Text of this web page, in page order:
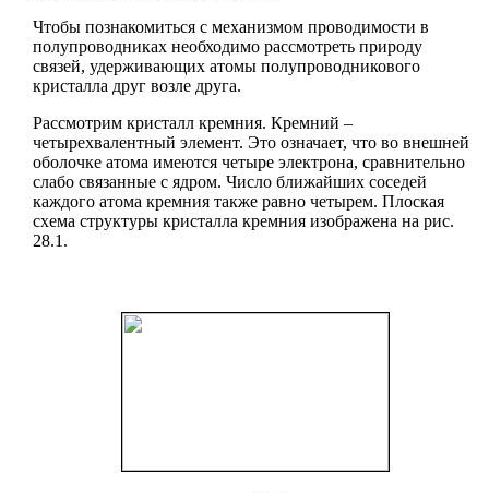
Чтобы познакомиться с механизмом проводимости в
полупроводниках необходимо рассмотреть природу
связей, удерживающих атомы полупроводникового
кристалла друг возле друга.
Рассмотрим кристалл кремния. Кремний –
четырехвалентный элемент. Это означает, что во внешней
оболочке атома имеются четыре электрона, сравнительно
слабо связанные с ядром. Число ближайших соседей
каждого атома кремния также равно четырем. Плоская
схема структуры кристалла кремния изображена на рис.
28.1.